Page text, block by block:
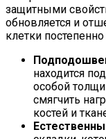
защитными
обновляется и
клетки
находится
особой
смягчить
костей и